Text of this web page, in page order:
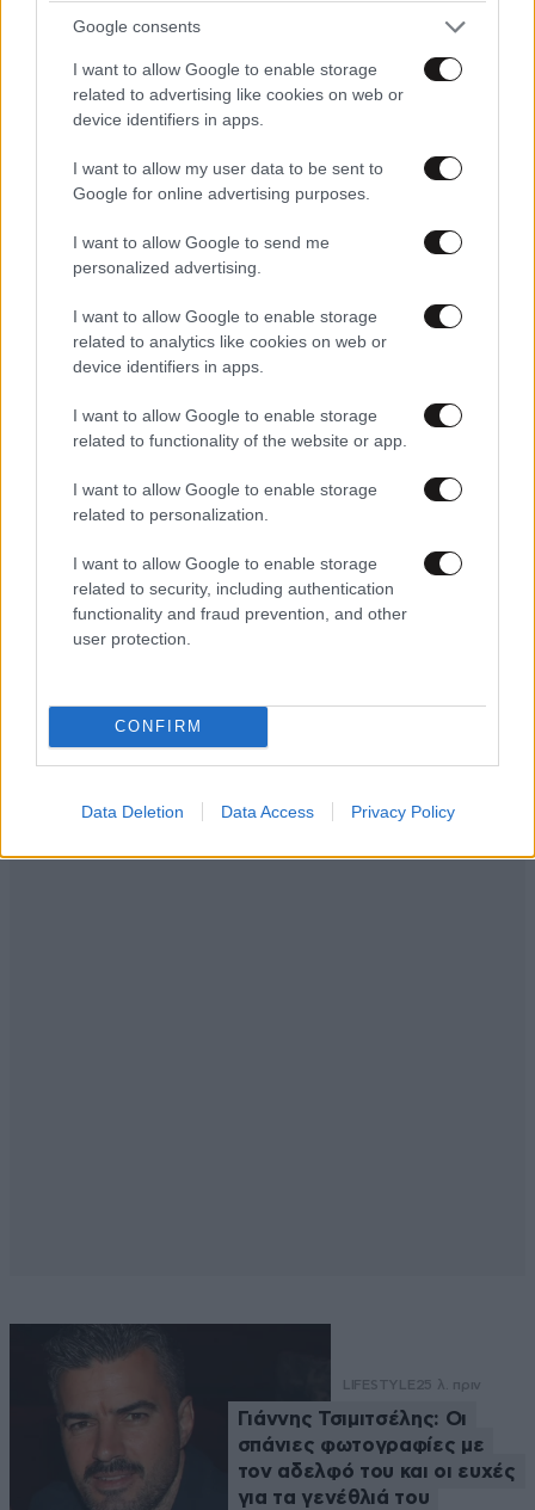
Google consents
I want to allow Google to enable storage
related to advertising like cookies on web or
device identifiers in apps.
I want to allow my user data to be sent to
Google for online advertising purposes.
I want to allow Google to send me
personalized advertising.
I want to allow Google to enable storage
related to analytics like cookies on web or
device identifiers in apps.
I want to allow Google to enable storage
related to functionality of the website or app.
I want to allow Google to enable storage
related to personalization.
I want to allow Google to enable storage
related to security, including authentication
functionality and fraud prevention, and other
user protection.
CONFIRM
Data Deletion Data Access Privacy Policy
Ινφαντίνο: Κρατιέται στην
εξουσία παρά την πίεση –
Ποιοι μπορούν να τον
οδηγήσουν στην έξοδο
Νέα επίθεση των Χούθι
στην Υεμένη: Σκοτώθηκαν
LIFESTYLE25 λ. πριν
Γιάννης Τσιμιτσέλης: Οι
σπάνιες φωτογραφίες με
τον αδελφό του και οι ευχές
για τα γενέθλιά του